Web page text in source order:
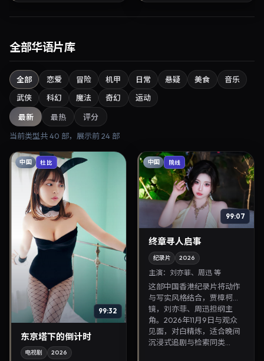
全部华语片库
全部 恋爱 冒险 机甲 日常 悬疑 美食
音乐
武侠
科幻 魔法 奇幻 运动
最新 最热 评分
当前类型共40 部，展示前24 部
中国 杜比
99:32
东京塔下的倒计时
电视剧 2026
中国 院线
99:07
终章寻人启事
纪录片 2026
主演：刘亦菲、周迅 等
这部中国香港纪录片将动作
与写实风格结合，贾樟柯掌
镜，刘亦菲、周迅担纲主
角。2026年11月9日与观众
见面，对白精炼，适合晚间
沉浸式追剧与检索同类...